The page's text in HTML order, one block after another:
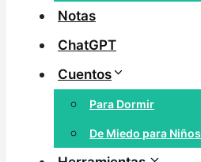
Notas
ChatGPT
Cuentos
Para Dormir
De Miedo para Niños